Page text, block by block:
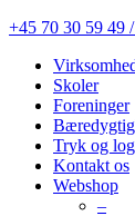
+45 70 30 59 49
Skoler
Foreninger
Tryk og
Kontakt os
Webshop
–